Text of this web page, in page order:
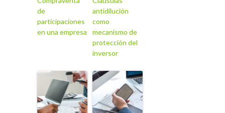
de
participaciones
en una empresa
antidilución
como
mecanismo de
protección del
inversor